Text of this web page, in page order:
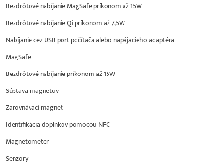
Bezdrôtové nabíjanie MagSafe príkonom až 15W
Bezdrôtové nabíjanie Qi príkonom až 7,5W
Nabíjanie cez USB port počítača alebo napájacieho adaptéra
MagSafe
Bezdrôtové nabíjanie príkonom až 15W
Sústava magnetov
Zarovnávací magnet
Identifikácia doplnkov pomocou NFC
Magnetometer
Senzory